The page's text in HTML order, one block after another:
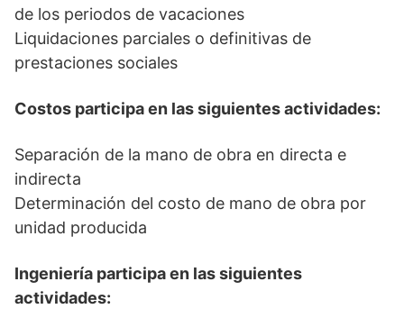
de los periodos de vacaciones
Liquidaciones parciales o definitivas de
prestaciones sociales
Costos participa en las siguientes actividades:
Separación de la mano de obra en directa e
indirecta
Determinación del costo de mano de obra por
unidad producida
Ingeniería participa en las siguientes
actividades: